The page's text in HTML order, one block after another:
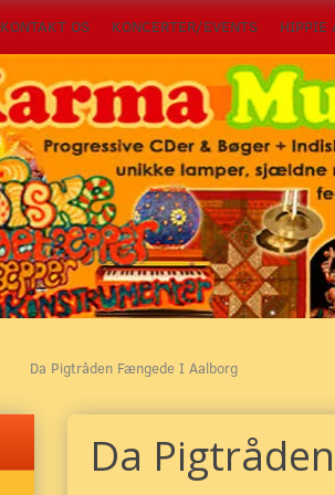
KONTAKT OS KONCERTER/EVENTS HIPPIE
Da Pigtråden Fængede I Aalborg
Da